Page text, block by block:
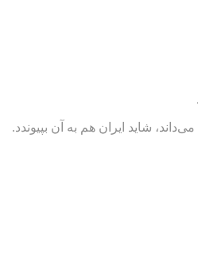
شاید ایران هم به آن بپیوندد.